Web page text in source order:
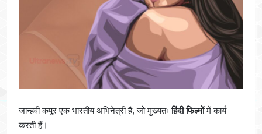
जान्हवी कपूर एक भारतीय अभिनेत्री हैं, जो मुख्यतःहिंदी फिल्मोंमें कार्य
करती हैं।